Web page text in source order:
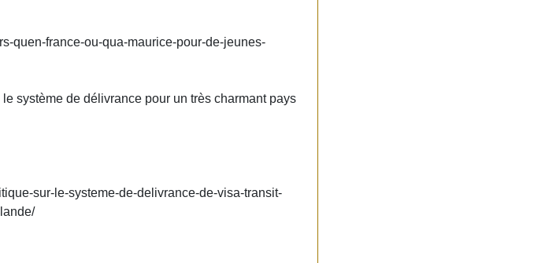
quen-france-ou-qua-maurice-pour-de-jeunes-
système de délivrance pour un très charmant pays
sur-le-systeme-de-delivrance-de-visa-transit-